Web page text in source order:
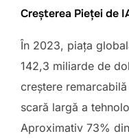
Creșterea Pieței de
În 2023, piața
142,3 miliarde de
creștere
scară largă a
Aproximativ 73%